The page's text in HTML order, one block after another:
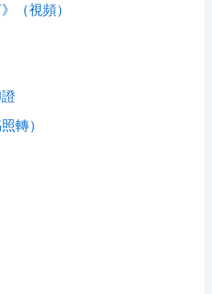
（視頻）
轉）